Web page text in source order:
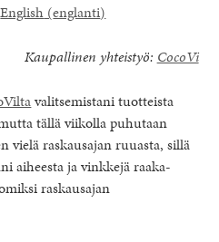
English (englanti)
Kaupallinen yhteistyö: CocoVi
valitsemistani tuotteista
tällä viikolla puhutaan
vielä raskausajan ruuasta, sillä
aiheesta ja vinkkejä raaka-
raskausajan